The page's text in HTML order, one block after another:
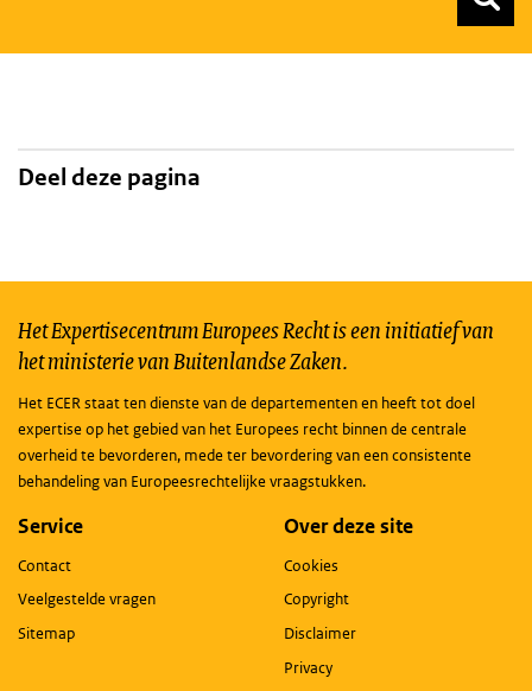
Deel deze pagina
Het Expertisecentrum Europees Recht is een initiatief van
het ministerie van Buitenlandse Zaken.
Het ECER staat ten dienste van de departementen en heeft tot doel
expertise op het gebied van het Europees recht binnen de centrale
overheid te bevorderen, mede ter bevordering van een consistente
behandeling van Europeesrechtelijke vraagstukken.
Service
Contact
Veelgestelde vragen
Sitemap
Over deze site
Cookies
Copyright
Disclaimer
Privacy